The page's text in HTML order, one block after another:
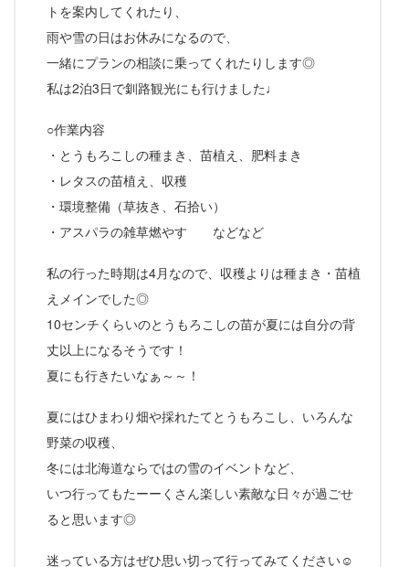
トを案内してくれたり、
雨や雪の日はお休みになるので、
一緒にプランの相談に乗ってくれたりします◎
私は2泊3日で釧路観光にも行けました♩
○作業内容
・とうもろこしの種まき、苗植え、肥料まき
・レタスの苗植え、収穫
・環境整備（草抜き、石拾い）
・アスパラの雑草燃やす などなど
私の行った時期は4月なので、収穫よりは種まき・苗植
えメインでした◎
10センチくらいのとうもろこしの苗が夏には自分の背
丈以上になるそうです！
夏にも行きたいなぁ～～！
夏にはひまわり畑や採れたてとうもろこし、いろんな
野菜の収穫、
冬には北海道ならではの雪のイベントなど、
いつ行ってもたーーくさん楽しい素敵な日々が過ごせ
ると思います◎
迷っている方はぜひ思い切って行ってみてください☺︎